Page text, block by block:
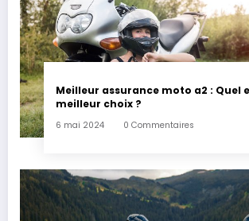
Meilleur assurance moto a2 : Quel
meilleur choix ?
6 mai 2024 0 Commentaires